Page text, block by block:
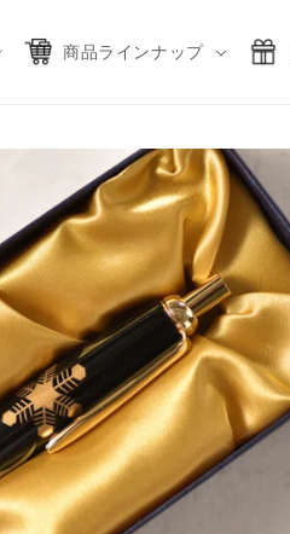
商品ラインナップ